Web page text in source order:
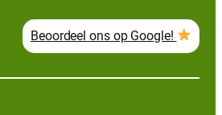
Beoordeel ons op Google!